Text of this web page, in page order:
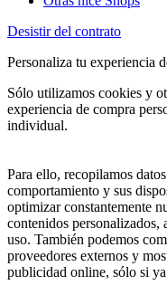
Desistir del contrato
Personaliza tu experiencia
Sólo utilizamos cookies y
experiencia de compra
individual.
Para ello, recopilamos
comportamiento y sus
optimizar constantemente
contenidos personalizados,
uso. También podemos
proveedores externos y
publicidad online, sólo si